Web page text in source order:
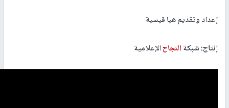
إعداد وتقديم هيا قيسية
إنتاج: شبكةالنجاحالإعلامية